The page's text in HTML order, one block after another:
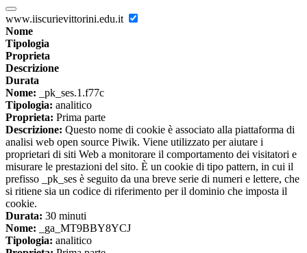
www.iiscurievittorini.edu.it
Nome
Tipologia
Proprieta
Descrizione
Durata
Nome: _pk_ses.1.f77c
Tipologia: analitico
Proprieta: Prima parte
Descrizione: Questo nome di cookie è associato alla piattaforma di
analisi web open source Piwik. Viene utilizzato per aiutare i
proprietari di siti Web a monitorare il comportamento dei visitatori e
misurare le prestazioni del sito. È un cookie di tipo pattern, in cui il
prefisso _pk_ses è seguito da una breve serie di numeri e lettere, che
si ritiene sia un codice di riferimento per il dominio che imposta il
cookie.
Durata: 30 minuti
Nome: _ga_MT9BBY8YCJ
Tipologia: analitico